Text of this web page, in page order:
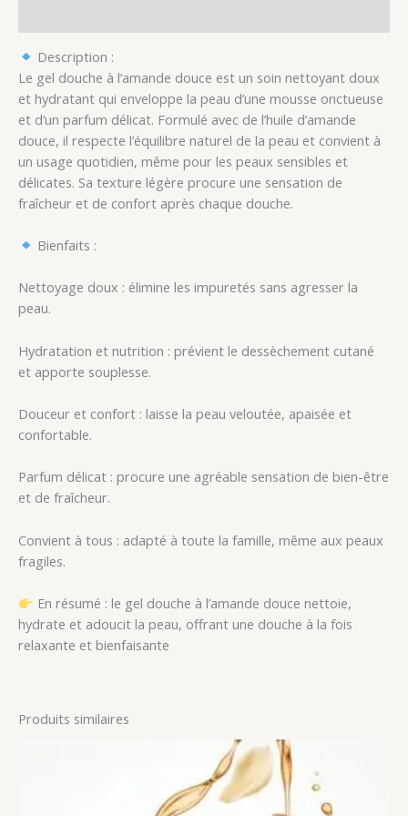
Description :
Le gel douche à l’amande douce est un soin nettoyant doux
et hydratant qui enveloppe la peau d’une mousse onctueuse
et d’un parfum délicat. Formulé avec de l’huile d’amande
douce, il respecte l’équilibre naturel de la peau et convient à
un usage quotidien, même pour les peaux sensibles et
délicates. Sa texture légère procure une sensation de
fraîcheur et de confort après chaque douche.
Bienfaits :
Nettoyage doux : élimine les impuretés sans agresser la
peau.
Hydratation et nutrition : prévient le dessèchement cutané
et apporte souplesse.
Douceur et confort : laisse la peau veloutée, apaisée et
confortable.
Parfum délicat : procure une agréable sensation de bien-être
et de fraîcheur.
Convient à tous : adapté à toute la famille, même aux peaux
fragiles.
En résumé : le gel douche à l’amande douce nettoie,
hydrate et adoucit la peau, offrant une douche à la fois
relaxante et bienfaisante
Produits similaires